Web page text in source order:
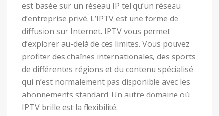
est basée sur un réseau IP tel qu’un réseau
d’entreprise privé. L’IPTV est une forme de
diffusion sur Internet. IPTV vous permet
d’explorer au-delà de ces limites. Vous pouvez
profiter des chaînes internationales, des sports
de différentes régions et du contenu spécialisé
qui n’est normalement pas disponible avec les
abonnements standard. Un autre domaine où
IPTV brille est la flexibilité.